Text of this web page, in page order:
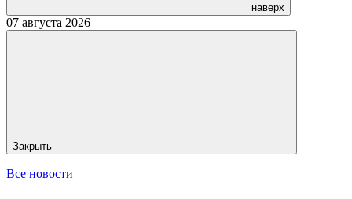
наверх
07 августа 2026
Закрыть
Все новости